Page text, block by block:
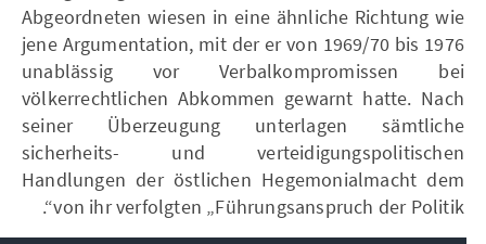
Abgeordneten wiesen in eine ähnliche Richtung wie
jene Argumentation, mit der er von 1969/70 bis 1976
unablässig vor Verbalkompromissen bei
völkerrechtlichen Abkommen gewarnt hatte. Nach
seiner Überzeugung unterlagen sämtliche
sicherheits- und verteidigungspolitischen
Handlungen der östlichen Hegemonialmacht dem
von ihr verfolgten „Führungsanspruch der Politik“.